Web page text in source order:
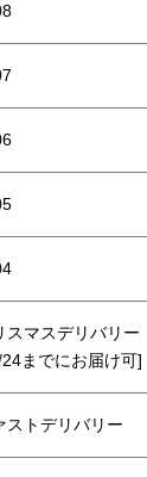
スマスデリバリー
までにお届け可]
ストデリバリー